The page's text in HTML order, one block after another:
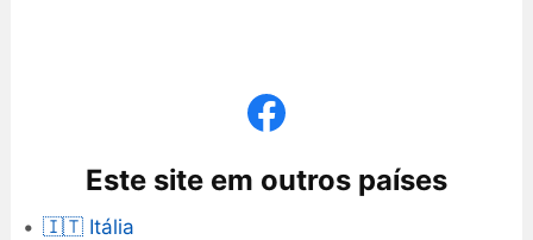
Este site em outros países
🇮🇹 Itália